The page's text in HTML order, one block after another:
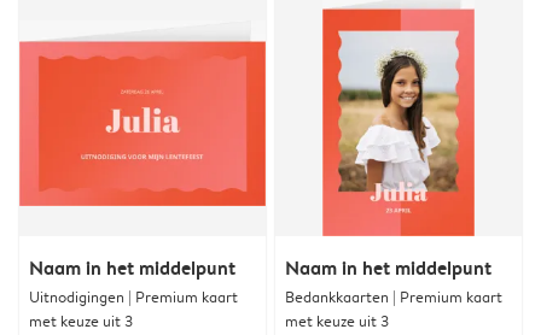
Naam in het middelpunt
Uitnodigingen | Premium kaart
met keuze uit 3
Naam in het middelpunt
Bedankkaarten | Premium kaart
met keuze uit 3